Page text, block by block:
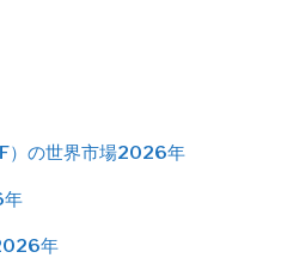
）の世界市場2026年
年
年